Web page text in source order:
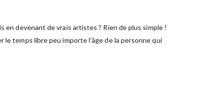
en devenant de vrais artistes ? Rien de plus simple !
le temps libre peu importe l’âge de la personne qui